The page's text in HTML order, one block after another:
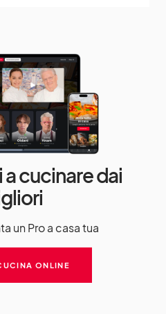
cucinare dai
un Pro a casa tua
ONLINE